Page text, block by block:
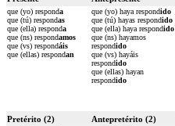
que (yo) responda
que (tú) respondas
que (ella) responda
que (ns) respondamos
que (vs) respondáis
que (ellas) respondan
que (yo) haya respondido
que (tú) hayas respondido
que (ella) haya respondido
que (ns) hayamos
respondido
que (vs) hayáis
respondido
que (ellas) hayan
respondido
Pretérito (2) Antepretérito (2)